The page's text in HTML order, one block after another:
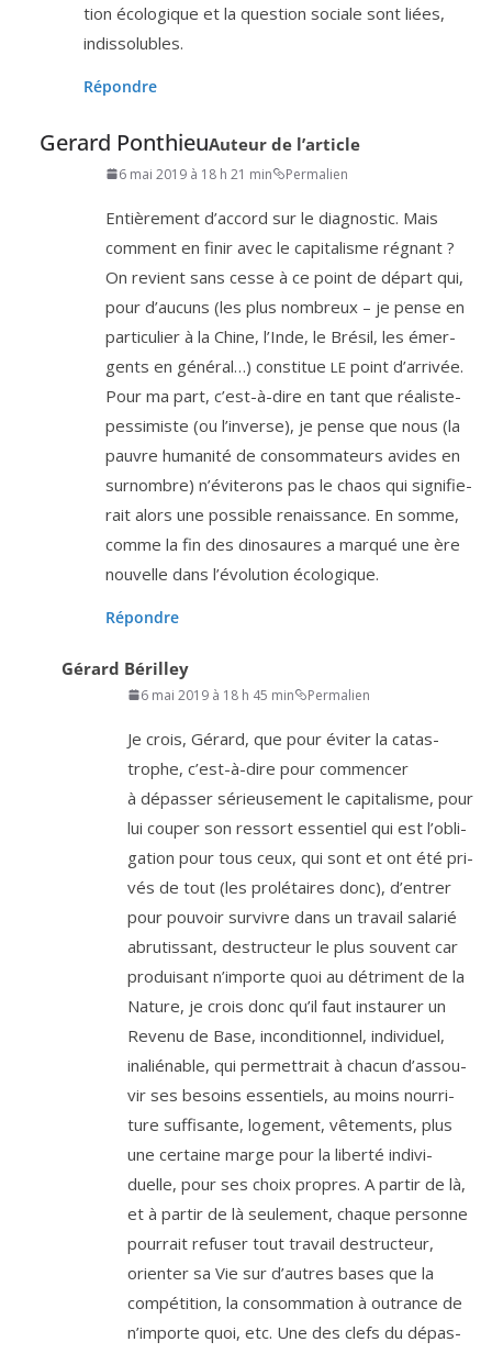
tion éco­lo­gique et la ques­tion sociale sont liées,
indissolubles.
Répondre
Gerard PonthieuAuteur de l’article
6 mai 2019 à 18 h 21 min Permalien
Entièrement d’ac­cord sur le diag­nos­tic. Mais
com­ment en finir avec le capi­ta­lisme régnant ?
On revient sans cesse à ce point de départ qui,
pour d’au­cuns (les plus nom­breux – je pense en
par­ti­cu­lier à la Chine, l’Inde, le Brésil, les émer­
gents en géné­ral…) consti­tue LE point d’ar­ri­vée.
Pour ma part, c’est-à-dire en tant que réa­liste-
pes­si­miste (ou l’in­verse), je pense que nous (la
pauvre huma­ni­té de consom­ma­teurs avides en
sur­nombre) n’é­vi­te­rons pas le chaos qui signi­fie­
rait alors une pos­sible renais­sance. En somme,
comme la fin des dino­saures a mar­qué une ère
nou­velle dans l’é­vo­lu­tion écologique.
Répondre
Gérard Bérilley
6 mai 2019 à 18 h 45 min Permalien
Je crois, Gérard, que pour évi­ter la catas­
trophe, c’est-à-dire pour com­men­cer
à dépas­ser sérieu­se­ment le capi­ta­lisme, pour
lui cou­per son res­sort essen­tiel qui est l’o­bli­
ga­tion pour tous ceux, qui sont et ont été pri­
vés de tout (les pro­lé­taires donc), d’en­trer
pour pou­voir sur­vivre dans un tra­vail sala­rié
abru­tis­sant, des­truc­teur le plus sou­vent car
pro­dui­sant n’im­porte quoi au détri­ment de la
Nature, je crois donc qu’il faut ins­tau­rer un
Revenu de Base, incon­di­tion­nel, indi­vi­duel,
inalié­nable, qui per­met­trait à cha­cun d’as­sou­
vir ses besoins essen­tiels, au moins nour­ri­
ture suf­fi­sante, loge­ment, vête­ments, plus
une cer­taine marge pour la liber­té indi­vi­
duelle, pour ses choix propres. A par­tir de là,
et à par­tir de là seule­ment, chaque per­sonne
pour­rait refu­ser tout tra­vail des­truc­teur,
orien­ter sa Vie sur d’autres bases que la
com­pé­ti­tion, la consom­ma­tion à outrance de
n’im­porte quoi, etc. Une des clefs du dépas­